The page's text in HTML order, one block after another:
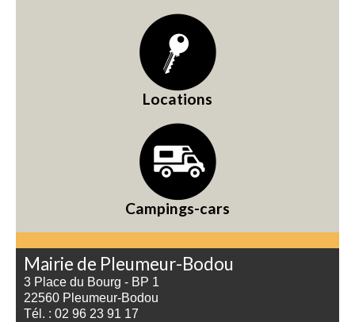
Locations
Campings-cars
Mairie de Pleumeur-Bodou
3 Place du Bourg - BP 1
22560 Pleumeur-Bodou
Tél. : 02 96 23 91 17